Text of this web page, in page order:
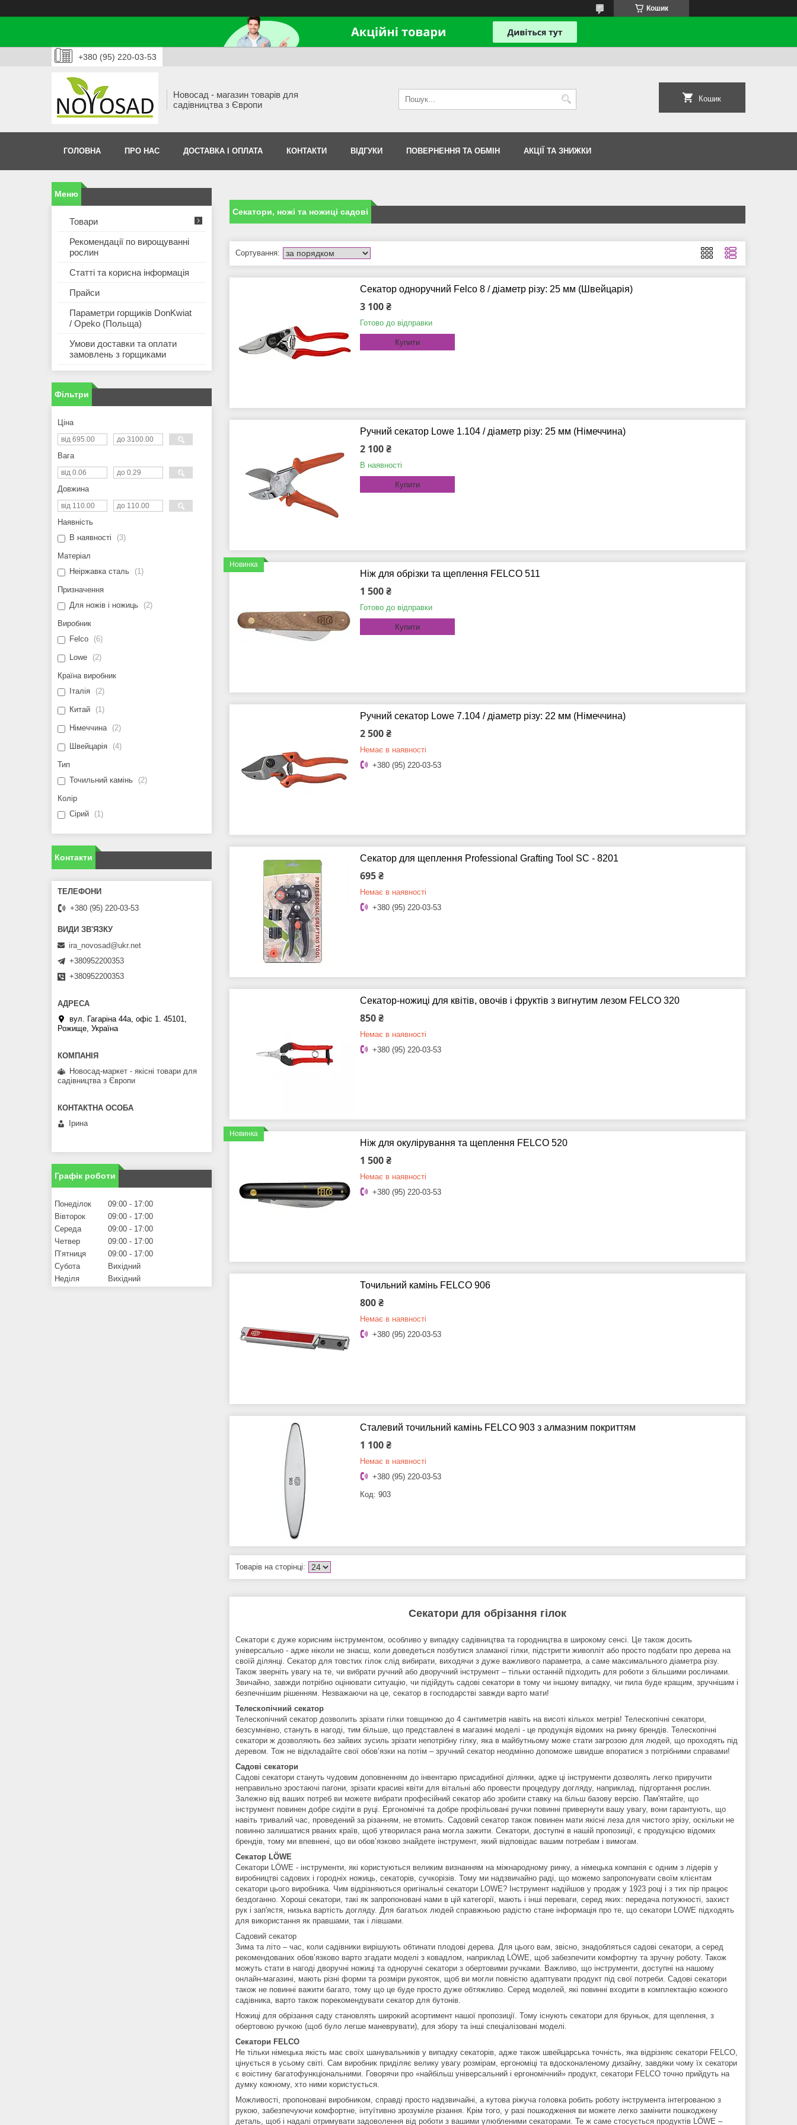
Кошик
+380 (95) 220-03-53
Новосад - магазин товарів для
садівництва з Європи
Кошик
ГОЛОВНА ПРО НАС ДОСТАВКА І ОПЛАТА КОНТАКТИ ВІДГУКИ ПОВЕРНЕННЯ ТА ОБМІН АКЦІЇ ТА ЗНИЖКИ
Секатори, ножі та ножиці садові
Секатор одноручний Felco 8 / діаметр різу: 25 мм (Швейцарія)
3 100 ₴
Готово до відправки
Купити
Ручний секатор Lowe 1.104 / діаметр різу: 25 мм (Німеччина)
2 100 ₴
В наявності
Купити
Новинка
Ніж для обрізки та щеплення FELCO 511
1 500 ₴
Готово до відправки
Купити
Ручний секатор Lowe 7.104 / діаметр різу: 22 мм (Німеччина)
2 500 ₴
Немає в наявності
+380 (95) 220-03-53
Секатор для щеплення Professional Grafting Tool SC - 8201
695 ₴
Немає в наявності
+380 (95) 220-03-53
Секатор-ножиці для квітів, овочів і фруктів з вигнутим лезом FELCO 320
850 ₴
Немає в наявності
+380 (95) 220-03-53
Новинка
Ніж для окулірування та щеплення FELCO 520
1 500 ₴
Немає в наявності
+380 (95) 220-03-53
Точильний камінь FELCO 906
800 ₴
Немає в наявності
+380 (95) 220-03-53
Сталевий точильний камінь FELCO 903 з алмазним покриттям
1 100 ₴
Немає в наявності
+380 (95) 220-03-53
903
Секатори для обрізання гілок
Секатори є дуже корисним інструментом, особливо у випадку садівництва та городництва в широкому сенсі. Це також досить
універсально - адже ніколи не знаєш, коли доведеться позбутися зламаної гілки, підстригти живопліт або просто подбати про дерева на
своїй ділянці. Секатор для товстих гілок слід вибирати, виходячи з дуже важливого параметра, а саме максимального діаметра різу.
Також зверніть увагу на те, чи вибрати ручний або дворучний інструмент – тільки останній підходить для роботи з більшими рослинами.
Звичайно, завжди потрібно оцінювати ситуацію, чи підійдуть садові секатори в тому чи іншому випадку, чи пила буде кращим, зручнішим і
безпечнішим рішенням. Незважаючи на це, секатор в господарстві завжди варто мати!
Телескопічний секатор
Телескопічний секатор дозволить зрізати гілки товщиною до 4 сантиметрів навіть на висоті кількох метрів! Телескопічні секатори,
безсумнівно, стануть в нагоді, тим більше, що представлені в магазині моделі - це продукція відомих на ринку брендів. Телескопічні
секатори ж дозволяють без зайвих зусиль зрізати непотрібну гілку, яка в майбутньому може стати загрозою для людей, що проходять під
деревом. Тож не відкладайте свої обов’язки на потім – зручний секатор неодмінно допоможе швидше впоратися з потрібними справами!
Садові секатори
Садові секатори стануть чудовим доповненням до інвентарю присадибної ділянки, адже ці інструменти дозволять легко приручити
неправильно зростаючі пагони, зрізати красиві квіти для вітальні або провести процедуру догляду, наприклад, підгортання рослин.
Залежно від ваших потреб ви можете вибрати професійний секатор або зробити ставку на більш базову версію. Пам'ятайте, що
інструмент повинен добре сидіти в руці. Ергономічні та добре профільовані ручки повинні привернути вашу увагу, вони гарантують, що
навіть тривалий час, проведений за різанням, не втомить. Садовий секатор також повинен мати якісні леза для чистого зрізу, оскільки не
повинно залишатися рваних країв, щоб утворилася рана могла зажити. Секатори, доступні в нашій пропозиції, є продукцією відомих
брендів, тому ми впевнені, що ви обов’язково знайдете інструмент, який відповідає вашим потребам і вимогам.
Секатор LÖWE
Секатори LÖWE - інструменти, які користуються великим визнанням на міжнародному ринку, а німецька компанія є одним з лідерів у
виробництві садових і городніх ножиць, секаторів, сучкорізів. Тому ми надзвичайно раді, що можемо запропонувати своїм клієнтам
секатори цього виробника. Чим відрізняються оригінальні секатори LOWE? Інструмент надійшов у продаж у 1923 році і з тих пір працює
бездоганно. Хороші секатори, такі як запропоновані нами в цій категорії, мають і інші переваги, серед яких: передача потужності, захист
рук і зап'ястя, низька вартість догляду. Для багатьох людей справжньою радістю стане інформація про те, що секатори LOWE підходять
для використання як правшами, так і лівшами.
Садовий секатор
Зима та літо – час, коли садівники вирішують обтинати плодові дерева. Для цього вам, звісно, ​​знадобляться садові секатори, а серед
рекомендованих обов’язково варто згадати моделі з ковадлом, наприклад LÖWE, щоб забезпечити комфортну та зручну роботу. Також
можуть стати в нагоді дворучні ножиці та одноручні секатори з обертовими ручками. Важливо, що інструменти, доступні на нашому
онлайн-магазині, мають різні форми та розміри рукояток, щоб ви могли повністю адаптувати продукт під свої потреби. Садові секатори
також не повинні важити багато, тому що це буде просто дуже обтяжливо. Серед моделей, які повинні входити в комплектацію кожного
садівника, варто також порекомендувати секатор для бутонів.
Ножиці для обрізання саду становлять широкий асортимент нашої пропозиції. Тому існують секатори для бруньок, для щеплення, з
обертовою ручкою (щоб було легше маневрувати), для збору та інші спеціалізовані моделі.
Секатори FELCO
Не тільки німецька якість має своїх шанувальників у випадку секаторів, адже також швейцарська точність, яка відрізняє секатори FELCO,
цінується в усьому світі. Сам виробник приділяє велику увагу розмірам, ергономіці та вдосконаленому дизайну, завдяки чому їх секатори
є воістину багатофункціональними. Говорячи про «найбільш універсальний і ергономічний» продукт, секатори FELCO точно прийдуть на
думку кожному, хто ними користується.
Можливості, пропоновані виробником, справді просто надзвичайні, а кутова ріжуча головка робить роботу інструмента інтегрованою з
рукою, забезпечуючи комфортне, інтуїтивно зрозуміле різання. Крім того, у разі пошкодження ви можете легко замінити пошкоджену
деталь, щоб і надалі отримувати задоволення від роботи з вашими улюбленими секаторами. Те ж саме стосується продуктів LÖWE –
Товари
Рекомендації по вирощуванні
рослин
Статті та корисна інформація
Прайси
Параметри горщиків DonKwiat
/ Opeko (Польща)
Умови доставки та оплати
замовлень з горщиками
Фільтри
Ціна
Вага
Довжина
Наявність
В наявності
3
Матеріал
Неіржавка сталь
1
Призначення
Для ножів і ножиць
2
Виробник
Felco
6
Lowe 2
Країна виробник
Італія
2
Китай 1
Німеччина 2
Швейцарія 4
Тип
Точильний камінь
2
Колір
Сірий
1
Контакти
+380 (95) 220-03-53
ira_novosad@ukr.net
+380952200353
+380952200353
вул. Гагаріна 44а, офіс 1. 45101,
Рожище, Україна
Новосад-маркет - якісні товари для
садівництва з Європи
Ірина
Графік роботи
Понеділок 09:00
17:00
Вівторок
09:00
17:00
Середа
09:00
17:00
Четвер
09:00
17:00
Пʼятниця
09:00
17:00
Субота
Вихідний
Неділя
Вихідний